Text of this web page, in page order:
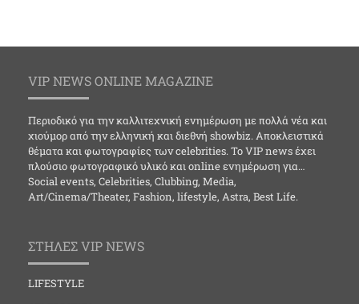
VIP NEWS ONLINE MAGAZINE
Περιοδικό για την καλλιτεχνική ενημέρωση με πολλά νέα και
χιούμορ από την ελληνική και διεθνή showbiz. Αποκλειστικά
θέματα και φωτογραφίες των celebrities. Το VIP news έχει
πλούσιο φωτογραφικό υλικό και online ενημέρωση για…
Social events, Celebrities, Clubbing, Media,
Art/Cinema/Theater, Fashion, lifestyle, Astra, Best Life.
ΣΤΗΛΕΣ VIP NEWS
LIFESTYLE